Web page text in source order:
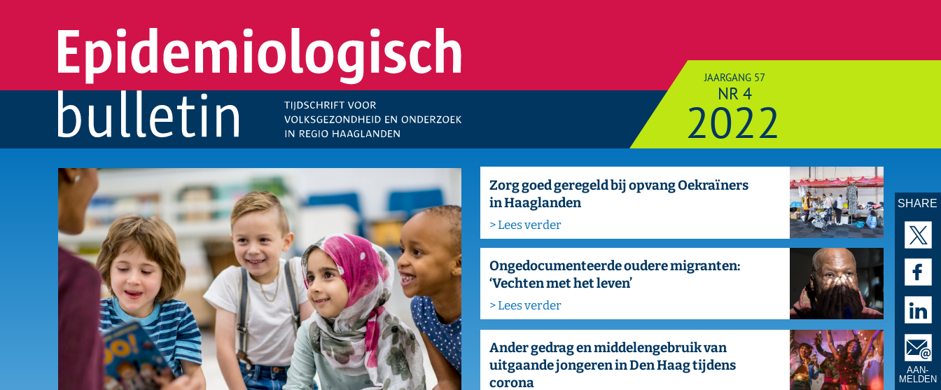
2022
Zorg goed geregeld bij opvang Oekraïners
in Haaglanden
> Lees verder
Ongedocumenteerde oudere migranten:
‘Vechten met het leven’
> Lees verder
Ander gedrag en middelengebruik van
uitgaande jongeren in Den Haag tijdens
corona
> Lees verder
Photovoice: Beeldverhalen over de leefwereld
van kinderen in Molenwijk (Laak)
> Lees verder
SHARE
AAN­